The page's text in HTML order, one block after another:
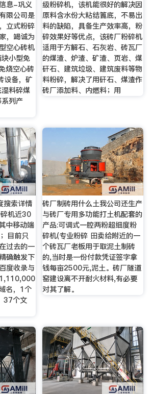
息-巩义
限公司是
立式粉碎
，竭诚为
空心砖机
小型免
烧空心砖
设备，矿
料碎煤
列产
级粉碎机，该机能很好的解决因
原料含水份大粘结篦底，不易出
料的缺陷，具备生产效率高，粉
碎效果好等优点，该砖厂粉碎机
适用于方解石、石灰岩、砖瓦厂
的煤渣、炉渣、矿渣、页岩、煤
矸石、建筑垃圾、建筑废料等物
料粉碎，解决了用矸石、煤渣作
砖厂添加料、内燃料；用
搜索详情
机近30
中移动端
目前只
过去的一
确触发下
度收录与
名，1个
37个文
砖厂制砖用什么土我公司还生产
与砖厂专用多功能打土机配套的
产品:可调式一腔两粉超细度粉
碎机(专业粉碎 田卖给附近的一
个砖瓦厂老板用于取泥土制砖
的,当时是一份付款凭证签字拿
钱每亩2500元,泥土。砖厂隧道
窑建设离不开耐火材料,有必要
对其了解。